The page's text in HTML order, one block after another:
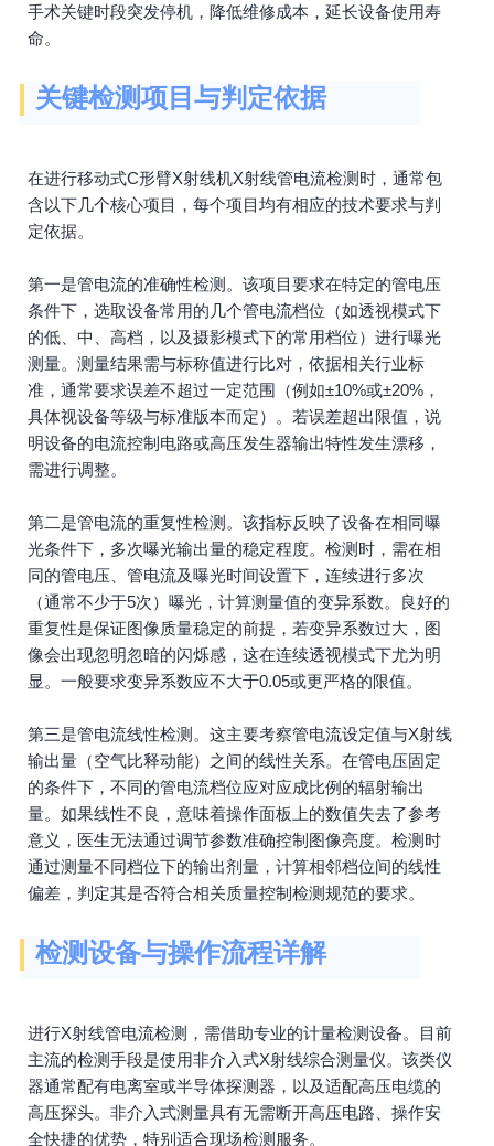
手术关键时段突发停机，降低维修成本，延长设备使用寿
命。
关键检测项目与判定依据
在进行移动式C形臂X射线机X射线管电流检测时，通常包
含以下几个核心项目，每个项目均有相应的技术要求与判
定依据。
第一是管电流的准确性检测。该项目要求在特定的管电压
条件下，选取设备常用的几个管电流档位（如透视模式下
的低、中、高档，以及摄影模式下的常用档位）进行曝光
测量。测量结果需与标称值进行比对，依据相关行业标
准，通常要求误差不超过一定范围（例如±10%或±20%，
具体视设备等级与标准版本而定）。若误差超出限值，说
明设备的电流控制电路或高压发生器输出特性发生漂移，
需进行调整。
第二是管电流的重复性检测。该指标反映了设备在相同曝
光条件下，多次曝光输出量的稳定程度。检测时，需在相
同的管电压、管电流及曝光时间设置下，连续进行多次
（通常不少于5次）曝光，计算测量值的变异系数。良好的
重复性是保证图像质量稳定的前提，若变异系数过大，图
像会出现忽明忽暗的闪烁感，这在连续透视模式下尤为明
显。一般要求变异系数应不大于0.05或更严格的限值。
第三是管电流线性检测。这主要考察管电流设定值与X射线
输出量（空气比释动能）之间的线性关系。在管电压固定
的条件下，不同的管电流档位应对应成比例的辐射输出
量。如果线性不良，意味着操作面板上的数值失去了参考
意义，医生无法通过调节参数准确控制图像亮度。检测时
通过测量不同档位下的输出剂量，计算相邻档位间的线性
偏差，判定其是否符合相关质量控制检测规范的要求。
检测设备与操作流程详解
进行X射线管电流检测，需借助专业的计量检测设备。目前
主流的检测手段是使用非介入式X射线综合测量仪。该类仪
器通常配有电离室或半导体探测器，以及适配高压电缆的
高压探头。非介入式测量具有无需断开高压电路、操作安
全快捷的优势，特别适合现场检测服务。